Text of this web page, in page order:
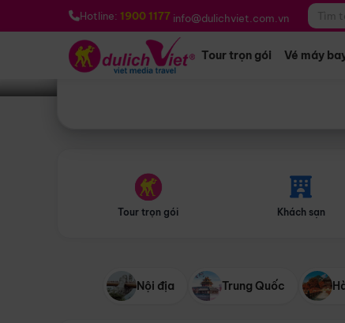
Hotline: 1900 1177 info@dulichviet.com.vn
Tour trọn gói Vé máy
Bạn muốn đi đâu? *
Tour trọn gói Khách sạn
Nội địa Trung Quốc